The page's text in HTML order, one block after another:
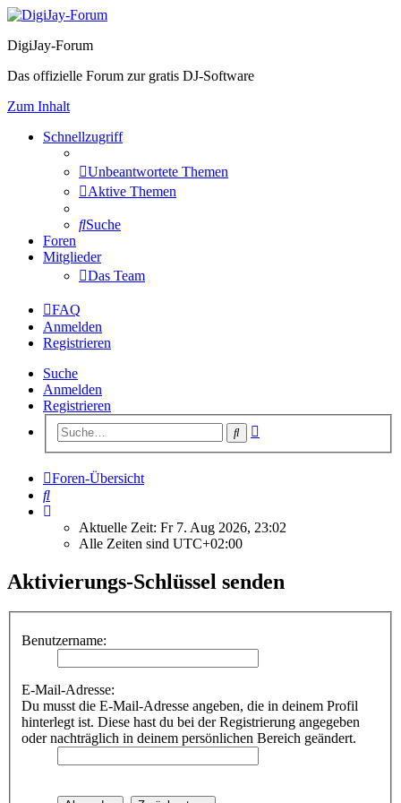
DigiJay-Forum
Das offizielle Forum zur gratis DJ-Software
Zum Inhalt
Schnellzugriff
Unbeantwortete Themen
Aktive Themen
Suche
Foren
Mitglieder
Das Team
FAQ
Anmelden
Registrieren
Suche
Anmelden
Registrieren
Suche
Foren-Übersicht
Suche
Aktuelle Zeit: Fr 7. Aug 2026, 23:02
Alle Zeiten sind UTC+02:00
Aktivierungs-Schlüssel senden
Benutzername:
E-Mail-Adresse:
Du musst die E-Mail-Adresse angeben, die in deinem Profil
hinterlegt ist. Diese hast du bei der Registrierung angegeben
oder nachträglich in deinem persönlichen Bereich geändert.